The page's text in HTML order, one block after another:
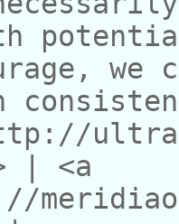
we
| <a